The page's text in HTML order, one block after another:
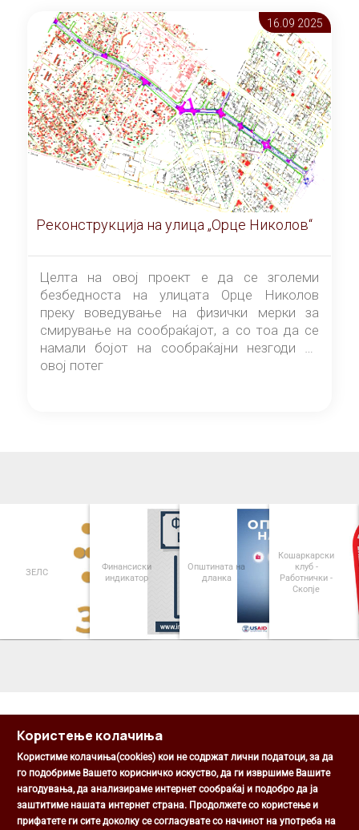
16.09 2025
Реконструкција на улица „Орце Николов“
Целта на овој проект е да се зголеми
безбедноста на улицата Орце Николов
преку воведување на физички мерки за
смирување на сообраќајот, а со тоа да се
намали бојот на сообраќајни незгоди на
овој потег
ЗЕЛС
Финансиски
индикатор
Општината на
дланка
Кошаркарски
клуб -
Работнички -
Скопје
Општина Центар
Михаил Цоков бр. 1, Скопје
Користење колачиња
Користиме колачиња(cookies) кои не содржат лични податоци, за да
го подобриме Вашето корисничко искуство, да ги извршиме Вашите
нагодувања, да анализираме интернет сообраќај и подобро да ја
заштитиме нашата интернет страна. Продолжете со користење и
прифатете ги сите доколку се согласувате со начинот на употреба на